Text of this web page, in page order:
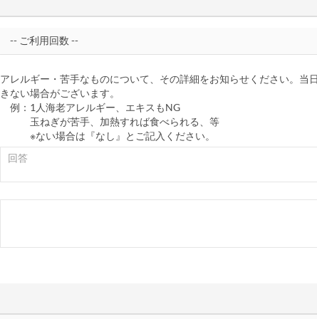
アレルギー・苦手なものについて、その詳細をお知らせください。当
きない場合がございます。
例：1人海老アレルギー、エキスもNG
玉ねぎが苦手、加熱すれば食べられる、等
※ない場合は『なし』とご記入ください。